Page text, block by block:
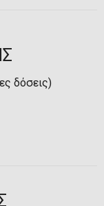
δόσεις)